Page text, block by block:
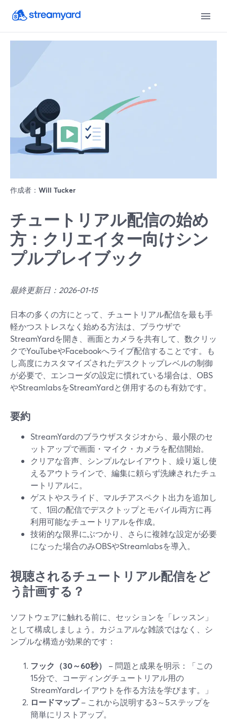
作成者： Will Tucker
チュートリアル配信の始め
方：クリエイター向けシン
プルプレイブック
最終更新日：2026-01-15
日本の多くの方にとって、チュートリアル配信を最も手
軽かつストレスなく始める方法は、ブラウザで
StreamYardを開き、画面とカメラを共有して、数クリッ
クでYouTubeやFacebookへライブ配信することです。も
し高度にカスタマイズされたデスクトップレベルの制御
が必要で、エンコーダの設定に慣れている場合は、OBS
やStreamlabsをStreamYardと併用するのも有効です。
要約
StreamYardのブラウザスタジオから、最小限のセ
ットアップで画面・マイク・カメラを配信開始。
クリアな音声、シンプルなレイアウト、繰り返し使
えるアウトラインで、編集に頼らず洗練されたチュ
ートリアルに。
ゲストやスライド、マルチアスペクト出力を追加し
て、1回の配信でデスクトップとモバイル両方に再
利用可能なチュートリアルを作成。
技術的な限界にぶつかり、さらに複雑な設定が必要
になった場合のみOBSやStreamlabsを導入。
視聴されるチュートリアル配信をど
う計画する？
ソフトウェアに触れる前に、セッションを「レッスン」
として構成しましょう。カジュアルな雑談ではなく、シ
ンプルな構造が効果的です：
フック（30～60秒）
– 問題と成果を明示：「この
15分で、コーディングチュートリアル用の
StreamYardレイアウトを作る方法を学びます。」
ロードマップ– これから説明する3～5ステップを
簡単にリストアップ。